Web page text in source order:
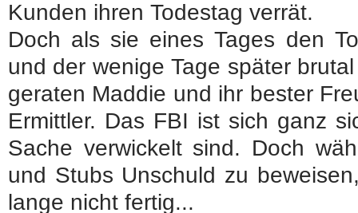
Kunden ihren Todestag verrät.
Doch als sie eines Tages den
und der wenige Tage später
geraten Maddie und ihr bester
Ermittler. Das FBI ist sich ganz
Sache verwickelt sind. Doch
und Stubs Unschuld zu
lange nicht fertig...